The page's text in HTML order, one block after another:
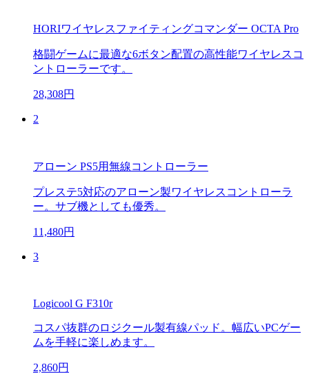
HORIワイヤレスファイティングコマンダー OCTA Pro
格闘ゲームに最適な6ボタン配置の高性能ワイヤレスコ
ントローラーです。
28,308円
2
アローン PS5用無線コントローラー
プレステ5対応のアローン製ワイヤレスコントローラ
ー。サブ機としても優秀。
11,480円
3
Logicool G F310r
コスパ抜群のロジクール製有線パッド。幅広いPCゲー
ムを手軽に楽しめます。
2,860円